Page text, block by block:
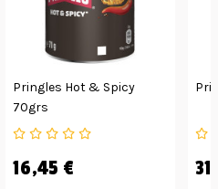
Pringles Hot & Spicy
70grs
16,45 €